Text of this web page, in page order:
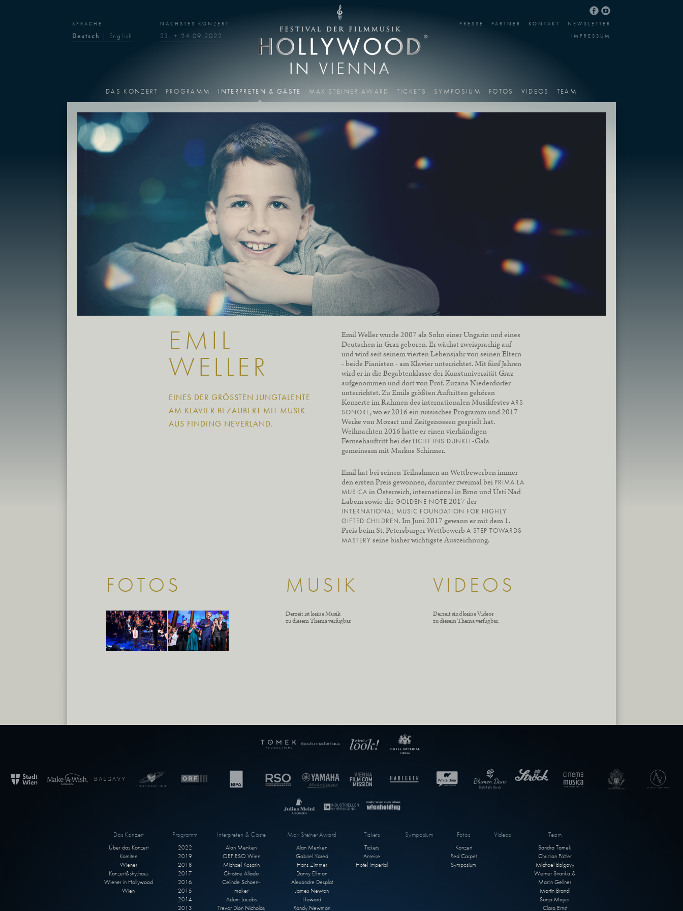
SPRACHE
Deutsch | English
NÄCHSTES KONZERT
23. + 24.09.2022
PRESSE PARTNER KONTAKT
NEWSLETTER
IMPRESSUM
DAS KONZERT PROGRAMM INTERPRETEN & GÄSTE MAX STEINER AWARD TICKETS SYMPOSIUM FOTOS VIDEOS TEAM
EMIL
WELLER
EINES DER GRÖSSTEN JUNGTALENTE A
M KLAVIER BEZAUBERT MIT MUSIK A
US FINDING NEVERLAND.
Emil Weller wurde 2007 als Sohn einer Ungarin und eines
Deutschen in Graz geboren. Er wächst zweisprachig auf
und wird seit seinem vierten Lebensjahr von seinen Eltern
- beide Pianisten - am Klavier unterrichtet. Mit fünf Jahren
wird er in die Begabtenklasse der Kunstuniversität Graz
aufgenommen und dort von Prof. Zuzana Niederdorfer
unterrichtet. Zu Emils größten Auftritten gehören
Konzerte im Rahmen des internationalen Musikfestes ARS
SONORE, wo er 2016 ein russisches Programm und 2017
Werke von Mozart und Zeitgenossen gespielt hat.
Weihnachten 2016 hatte er einen vierhändigen
Fernsehauftritt bei der LICHT INS DUNKEL-Gala
gemeinsam mit Markus Schirmer.
Emil hat bei seinen Teilnahmen an Wettbewerben immer
den ersten Preis gewonnen, darunter zweimal bei PRIMA LA
MUSICA in Österreich, international in Brno und Ústí Nad
Labem sowie die GOLDENE NOTE 2017 der
INTERNATIONAL MUSIC FOUNDATION FOR HIGHLY
GIFTED CHILDREN. Im Juni 2017 gewann er mit dem 1.
Preis beim St. Petersburger Wettbewerb A STEP TOWARDS
MASTERY seine bisher wichtigste Auszeichnung.
FOTOS MUSIK
Derzeit ist keine Musik
zu diesem Thema verfügbar.
VIDEOS
Derzeit sind keine Videos
zu diesem Thema verfügbar.
Das Konzert
Über das Konzert
Komitee
Wiener
Konzert&shy;haus
Wiener in Hollywood
Wien
Programm
2022
2019
2018
2017
2016
2015
2014
2013
Interpreten & Gäste
Alan Menken
ORF RSO Wien
Michael Kosarin
Christine Allado
Celinde Schoen-
maker
Adam Jacobs
Trevor Dion Nicholas
Max Steiner Award
Alan Menken
Gabriel Yared
Hans Zimmer
Danny Elfman
Alexandre Desplat
James Newton
Howard
Randy Newman
Tickets
Tickets
Anreise
Hotel Imperial
Symposium Fotos
Konzert
Red Carpet
Symposium
Videos Team
Sandra Tomek
Christian Pöttler
Michael Balgavy
Werner Stranka &
Martin Gellner
Martin Brandl
Sonja Mayer
Clara Ernst